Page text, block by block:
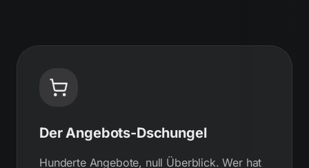
Der Angebots-Dschungel
Hunderte Angebote, null Überblick. Wer hat